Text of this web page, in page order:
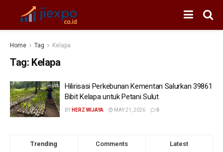
Home Tag Kelapa
Tag: Kelapa
Hilirisasi Perkebunan Kementan Salurkan 39861
Bibit Kelapa untuk Petani Sulut
BY HERZ WIJAYA MAY 21, 2026 0
Trending Comments Latest